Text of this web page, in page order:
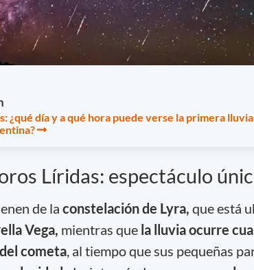
¿qué día y a qué hora puede verse la primera
Líridas: espectáculo
de la constelación de Lyra, que está
Vega, mientras quela lluvia ocurre
cometa, al tiempo que sus pequeñas